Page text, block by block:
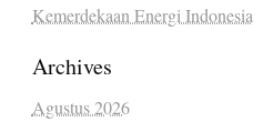
Kemerdekaan Energi Indonesia
Archives
Agustus 2026